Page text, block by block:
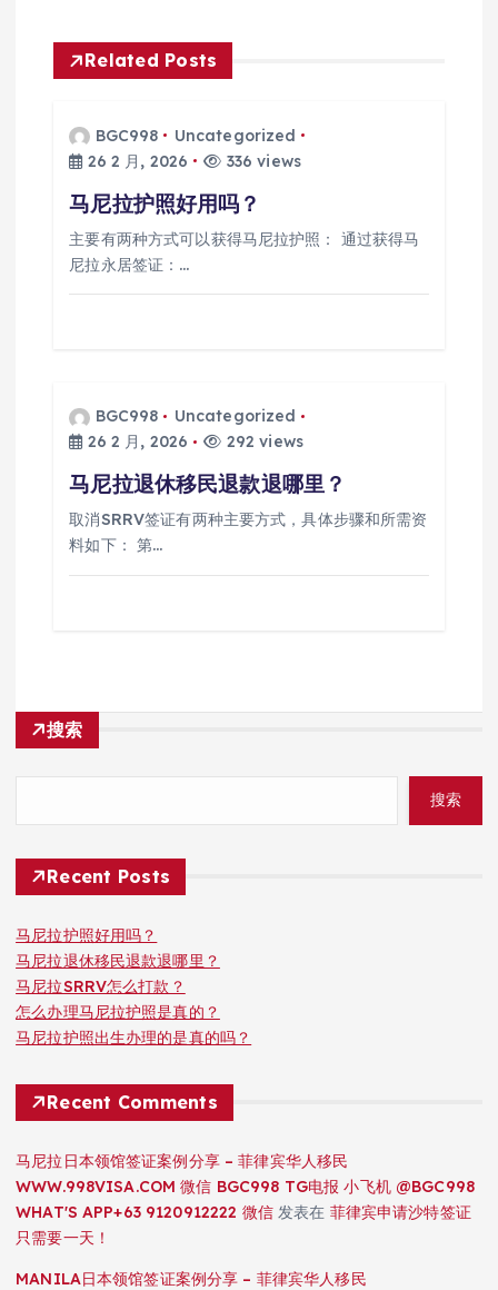
航
Related Posts
BGC998
Uncategorized
26 2 月, 2026
336 views
马尼拉护照好用吗？
主要有两种方式可以获得马尼拉护照： 通过获得马
尼拉永居签证：…
BGC998
Uncategorized
26 2 月, 2026
292 views
马尼拉退休移民退款退哪里？
取消SRRV签证有两种主要方式，具体步骤和所需资
料如下： 第…
搜索
搜索
Recent Posts
马尼拉护照好用吗？
马尼拉退休移民退款退哪里？
马尼拉SRRV怎么打款？
怎么办理马尼拉护照是真的？
马尼拉护照出生办理的是真的吗？
Recent Comments
马尼拉日本领馆签证案例分享 – 菲律宾华人移民
WWW.998VISA.COM 微信 BGC998 TG电报 小飞机 @BGC998
WHAT'S APP+63 9120912222 微信发表在 菲律宾申请沙特签证
只需要一天！
MANILA日本领馆签证案例分享 – 菲律宾华人移民